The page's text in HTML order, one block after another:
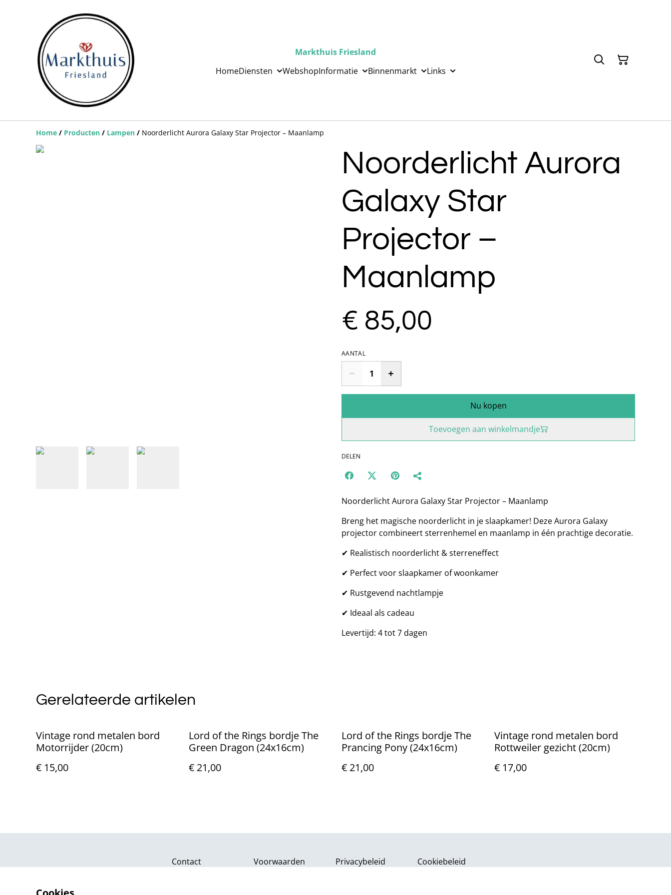
Markthuis Friesland
HomeDiensten WebshopInformatie Binnenmarkt Links
Home / Producten / Lampen / Noorderlicht Aurora Galaxy Star Projector – Maanlamp
Noorderlicht Aurora
Galaxy Star
Projector –
Maanlamp
€ 85,00
AANTAL
Nu kopen
Toevoegen aan winkelmandje
DELEN
Noorderlicht Aurora Galaxy Star Projector – Maanlamp
Breng het magische noorderlicht in je slaapkamer! Deze Aurora Galaxy
projector combineert sterrenhemel en maanlamp in één prachtige decoratie.
✔ Realistisch noorderlicht & sterreneffect
✔ Perfect voor slaapkamer of woonkamer
✔ Rustgevend nachtlampje
✔ Ideaal als cadeau
Levertijd: 4 tot 7 dagen
Gerelateerde artikelen
Vintage rond metalen bord
Motorrijder (20cm)
€ 15,00
Lord of the Rings bordje The
Green Dragon (24x16cm)
€ 21,00
Lord of the Rings bordje The
Prancing Pony (24x16cm)
€ 21,00
Vintage rond metalen bord
Rottweiler gezicht (20cm)
€ 17,00
Contact Voorwaarden Privacybeleid Cookiebeleid